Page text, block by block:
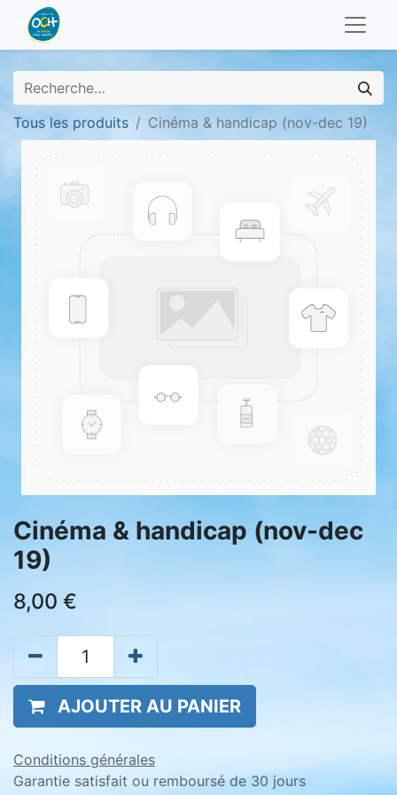
Tous les produits Cinéma & handicap (nov-dec 19)
Cinéma & handicap (nov-dec
19)
8,00 €
AJOUTER AU PANIER
Conditions générales
Garantie satisfait ou remboursé de 30 jours